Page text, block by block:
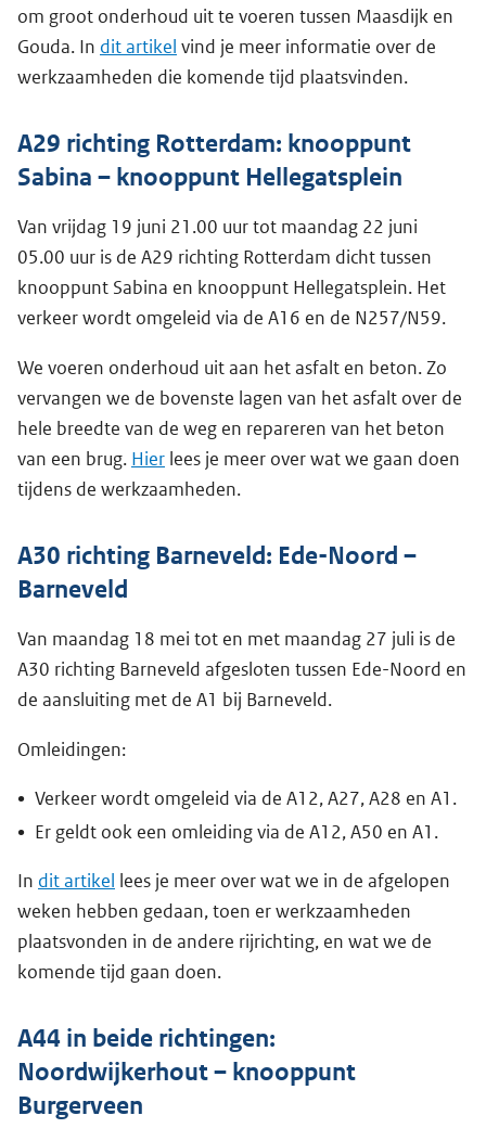
om groot onderhoud uit te voeren tussen Maasdijk en
Gouda. In dit artikel vind je meer informatie over de
werkzaamheden die komende tijd plaatsvinden.
A29 richting Rotterdam: knooppunt
Sabina – knooppunt Hellegatsplein
Van vrijdag 19 juni 21.00 uur tot maandag 22 juni
05.00 uur is de A29 richting Rotterdam dicht tussen
knooppunt Sabina en knooppunt Hellegatsplein. Het
verkeer wordt omgeleid via de A16 en de N257/N59.
We voeren onderhoud uit aan het asfalt en beton. Zo
vervangen we de bovenste lagen van het asfalt over de
hele breedte van de weg en repareren van het beton
van een brug. Hier lees je meer over wat we gaan doen
tijdens de werkzaamheden.
A30 richting Barneveld: Ede-Noord –
Barneveld
Van maandag 18 mei tot en met maandag 27 juli is de
A30 richting Barneveld afgesloten tussen Ede-Noord en
de aansluiting met de A1 bij Barneveld.
Omleidingen:
Verkeer wordt omgeleid via de A12, A27, A28 en A1.
Er geldt ook een omleiding via de A12, A50 en A1.
In dit artikel lees je meer over wat we in de afgelopen
weken hebben gedaan, toen er werkzaamheden
plaatsvonden in de andere rijrichting, en wat we de
komende tijd gaan doen.
A44 in beide richtingen:
Noordwijkerhout – knooppunt
Burgerveen